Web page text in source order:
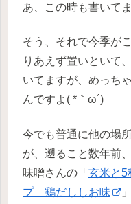
あ、この時も書いて
そう、それで今季が
りあえず置いといて
いてますが、めっち
んですよ( *｀ω´)
今でも普通に他の場
が、遡ること数年前
味噌さんの「 玄米と5
プ 鶏だししお味